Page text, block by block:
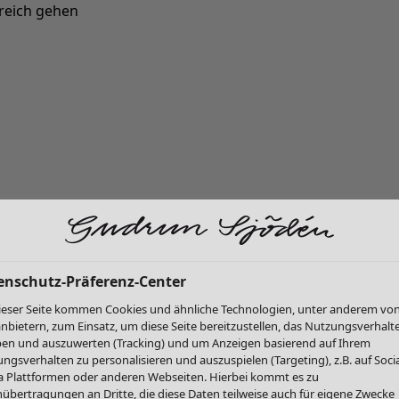
gehen
Präferenz-Center
Seite kommen Cookies und ähnliche Technologien, unter anderem von
zum Einsatz, um diese Seite bereitzustellen, das
und auszuwerten (Tracking) und um Anzeigen basierend auf Ihrem
zu personalisieren und auszuspielen (Targeting), z.B. auf
Plattformen oder anderen Webseiten. Hierbei kommt es zu
an Dritte, die diese Daten teilweise auch für eigene Zwecke